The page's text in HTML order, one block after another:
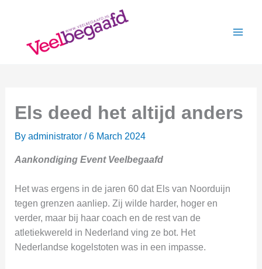
Els deed het altijd anders
By administrator /6 March 2024
Aankondiging Event Veelbegaafd
Het was ergens in de jaren 60 dat Els van Noorduijn
tegen grenzen aanliep. Zij wilde harder, hoger en
verder, maar bij haar coach en de rest van de
atletiekwereld in Nederland ving ze bot. Het
Nederlandse kogelstoten was in een impasse.